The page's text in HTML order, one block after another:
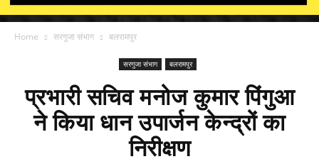
Home सरगुजा संभाग बलरामपुर
सरगुजा संभाग बलरामपुर
प्रभारी सचिव मनोज कुमार पिंगुआ
ने किया धान उपार्जन केन्द्रों का
निरीक्षण